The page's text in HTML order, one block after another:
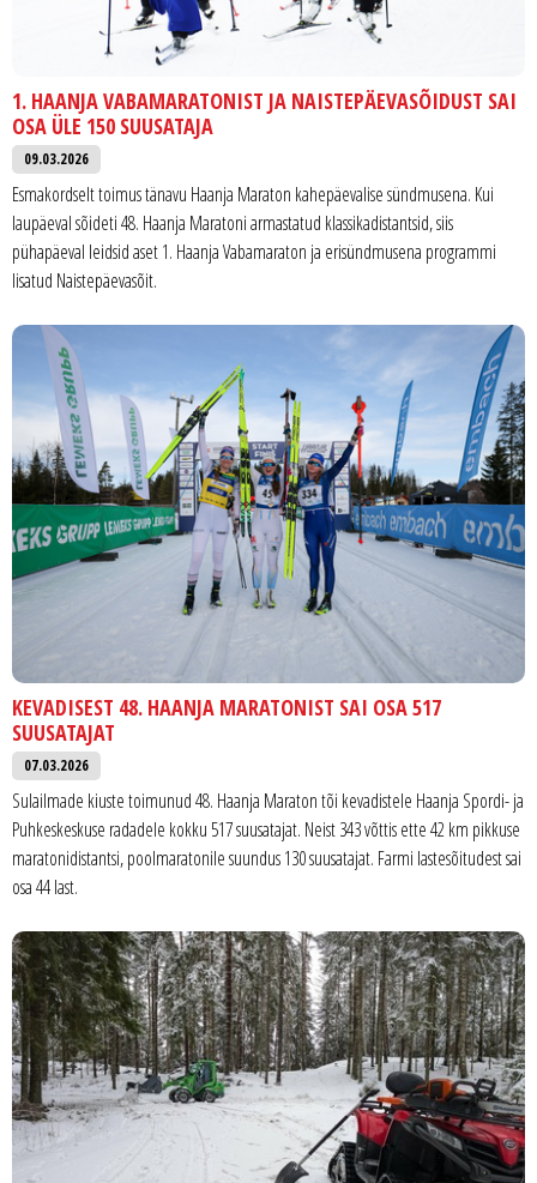
1. HAANJA VABAMARATONIST JA NAISTEPÄEVASÕIDUST SAI
OSA ÜLE 150 SUUSATAJA
09.03.2026
Esmakordselt toimus tänavu Haanja Maraton kahepäevalise sündmusena. Kui
laupäeval sõideti 48. Haanja Maratoni armastatud klassikadistantsid, siis
pühapäeval leidsid aset 1. Haanja Vabamaraton ja erisündmusena programmi
lisatud Naistepäevasõit.
KEVADISEST 48. HAANJA MARATONIST SAI OSA 517
SUUSATAJAT
07.03.2026
Sulailmade kiuste toimunud 48. Haanja Maraton tõi kevadistele Haanja Spordi- ja
Puhkeskeskuse radadele kokku 517 suusatajat. Neist 343 võttis ette 42 km pikkuse
maratonidistantsi, poolmaratonile suundus 130 suusatajat. Farmi lastesõitudest sai
osa 44 last.